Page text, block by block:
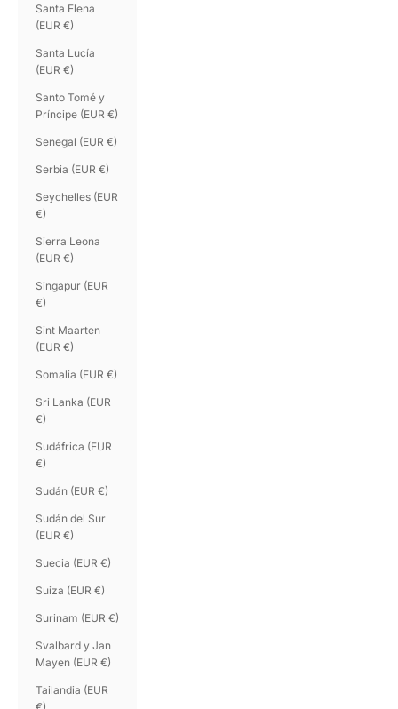
Santa Elena
(EUR €)
Santa Lucía
(EUR €)
Santo Tomé y
Príncipe (EUR €)
Senegal (EUR €)
Serbia (EUR €)
Seychelles (EUR
€)
Sierra Leona
(EUR €)
Singapur (EUR
€)
Sint Maarten
(EUR €)
Somalia (EUR €)
Sri Lanka (EUR
€)
Sudáfrica (EUR
€)
Sudán (EUR €)
Sudán del Sur
(EUR €)
Suecia (EUR €)
Suiza (EUR €)
Surinam (EUR €)
Svalbard y Jan
Mayen (EUR €)
Tailandia (EUR